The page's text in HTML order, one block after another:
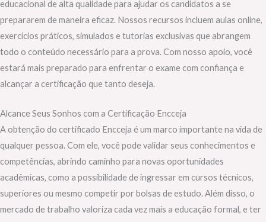
educacional de alta qualidade para ajudar os candidatos a se
prepararem de maneira eficaz. Nossos recursos incluem aulas online,
exercícios práticos, simulados e tutorias exclusivas que abrangem
todo o conteúdo necessário para a prova. Com nosso apoio, você
estará mais preparado para enfrentar o exame com confiança e
alcançar a certificação que tanto deseja.
Alcance Seus Sonhos com a Certificação Encceja
A obtenção do certificado Encceja é um marco importante na vida de
qualquer pessoa. Com ele, você pode validar seus conhecimentos e
competências, abrindo caminho para novas oportunidades
acadêmicas, como a possibilidade de ingressar em cursos técnicos,
superiores ou mesmo competir por bolsas de estudo. Além disso, o
mercado de trabalho valoriza cada vez mais a educação formal, e ter